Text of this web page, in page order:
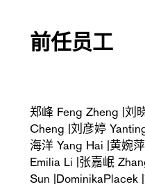
前任员工
郑峰 Feng Zheng |刘
Cheng |刘彦婷
海洋 Yang Hai |黄婉
Emilia Li |张嘉岷
Sun |DominikaPlacek